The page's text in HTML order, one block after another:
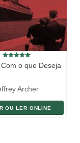
o que Deseja
Archer
OU LER ONLINE